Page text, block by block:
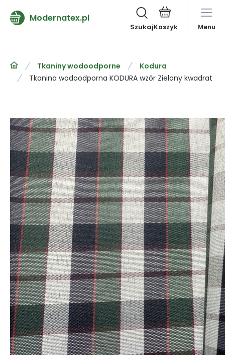
Modernatex.pl
Szukaj Menu
Tkaniny wodoodporne
Kodura
Tkanina wodoodporna KODURA wzór Zielony kwadrat